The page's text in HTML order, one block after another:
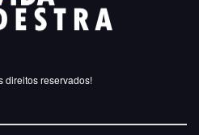
direitos reservados!